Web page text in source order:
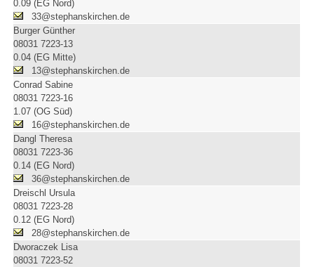
0.09 (EG Nord)
33@stephanskirchen.de
Burger Günther
08031 7223-13
0.04 (EG Mitte)
13@stephanskirchen.de
Conrad Sabine
08031 7223-16
1.07 (OG Süd)
16@stephanskirchen.de
Dangl Theresa
08031 7223-36
0.14 (EG Nord)
36@stephanskirchen.de
Dreischl Ursula
08031 7223-28
0.12 (EG Nord)
28@stephanskirchen.de
Dworaczek Lisa
08031 7223-52